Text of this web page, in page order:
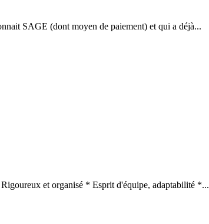
SAGE (dont moyen de paiement) et qui a déjà...
et organisé * Esprit d'équipe, adaptabilité *...